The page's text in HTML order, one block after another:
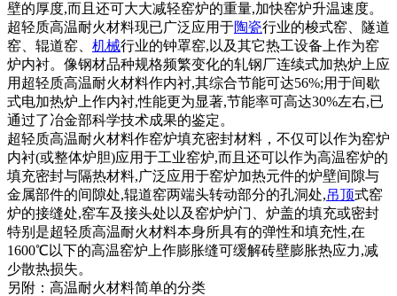
壁的厚度,而且还可大大减轻窑炉的重量,加快窑炉升温速度。
超轻质高温耐火材料现已广泛应用于陶瓷行业的梭式窑、隧道
窑、辊道窑、 机械行业的钟罩窑,以及其它热工设备上作为窑
炉内衬。像钢材品种规格频繁变化的轧钢厂连续式加热炉上应
用超轻质高温耐火材料作内衬,其综合节能可达56%;用于间歇
式电加热炉上作内衬,性能更为显著,节能率可高达30%左右,已
通过了冶金部科学技术成果的鉴定。
超轻质高温耐火材料作窑炉填充密封材料，不仅可以作为窑炉
内衬(或整体炉胆)应用于工业窑炉,而且还可以作为高温窑炉的
填充密封与隔热材料,广泛应用于窑炉加热元件的炉壁间隙与
金属部件的间隙处,辊道窑两端头转动部分的孔洞处,吊顶式窑
炉的接缝处,窑车及接头处以及窑炉炉门、炉盖的填充或密封
特别是超轻质高温耐火材料本身所具有的弹性和填充性,在
1600℃以下的高温窑炉上作膨胀缝可缓解砖壁膨胀热应力,减
少散热损失。
另附：高温耐火材料简单的分类